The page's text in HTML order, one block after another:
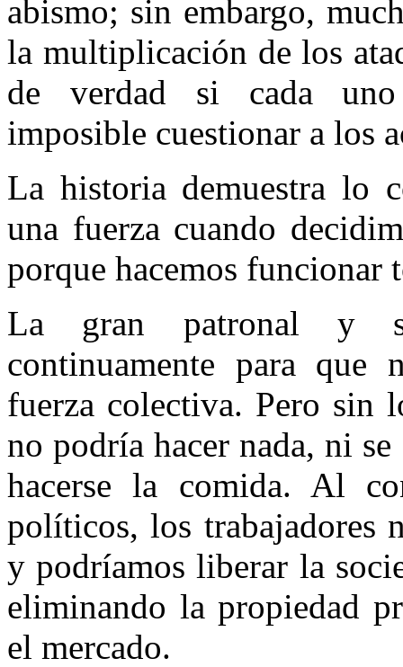
abismo; sin embargo,
la multiplicación de los
de verdad si cada uno
imposible cuestionar a los
La historia demuestra lo
una fuerza cuando
porque hacemos funcionar
La gran patronal y
continuamente para que
fuerza colectiva. Pero sin
no podría hacer nada, ni se
hacerse la comida. Al
políticos, los trabajadores
y podríamos liberar la
eliminando la propiedad
el mercado.